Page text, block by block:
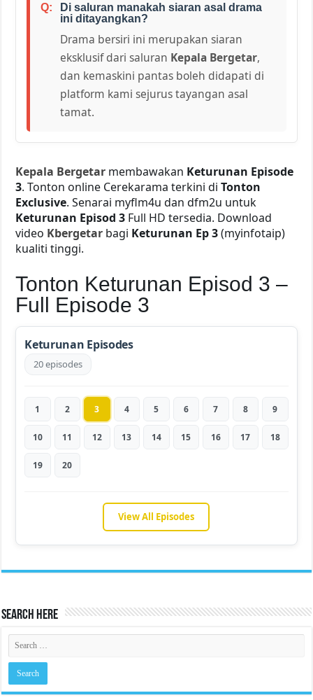
Di saluran manakah siaran asal drama
ini ditayangkan?
Drama bersiri ini merupakan siaran
eksklusif dari saluran Kepala Bergetar,
dan kemaskini pantas boleh didapati di
platform kami sejurus tayangan asal
tamat.
Kepala Bergetar membawakan Keturunan Episode
3. Tonton online Cerekarama terkini diTonton
Exclusive. Senarai myflm4u dan dfm2u untuk
Keturunan Episod 3 Full HD tersedia. Download
video Kbergetar bagi Keturunan Ep 3(myinfotaip)
kualiti tinggi.
Tonton Keturunan Episod 3 –
Full Episode 3
Keturunan Episodes
20 episodes
1 2 3 4 5 6 7 8 9
10 11 12 13 14 15 16 17 18
19 20
View All Episodes
Search Here